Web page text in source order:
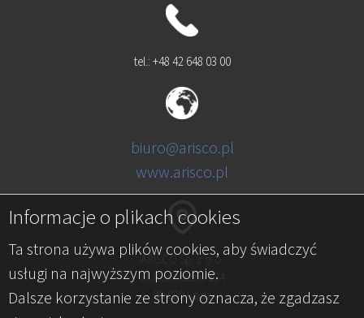
Informacje o plikach cookies
Ta strona używa plików cookies, aby świadczyć
usługi na najwyższym poziomie.
Dalsze korzystanie ze strony oznacza, że zgadzasz
tel.: +48 42 648 03 00
biuro@arisco.pl
www.arisco.pl
ARISCO Sp. z o.o.
al. Kościuszki 134
90-029 Łódź